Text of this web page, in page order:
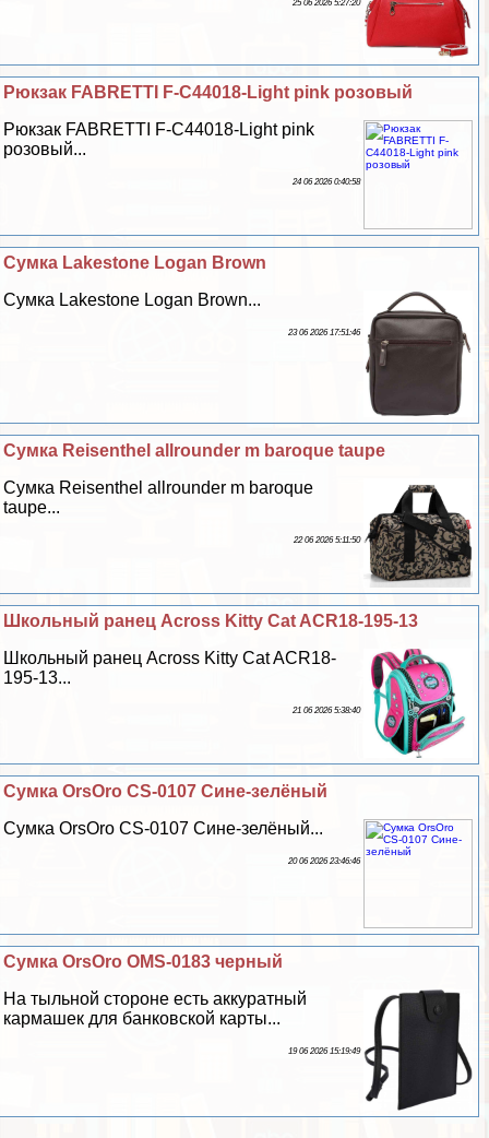
25 06 2026 5:27:20
Рюкзак FABRETTI F-C44018-Light pink розовый
Рюкзак FABRETTI F-C44018-Light pink
розовый...
24 06 2026 0:40:58
Сумка Lakestone Logan Brown
Сумка Lakestone Logan Brown...
23 06 2026 17:51:46
Сумка Reisenthel allrounder m baroque taupe
Сумка Reisenthel allrounder m baroque
taupe...
22 06 2026 5:11:50
Школьный ранец Across Kitty Cat ACR18-195-13
Школьный ранец Across Kitty Cat ACR18-
195-13...
21 06 2026 5:38:40
Сумка OrsOro CS-0107 Сине-зелёный
Сумка OrsOro CS-0107 Сине-зелёный...
20 06 2026 23:46:46
Сумка OrsOro OMS-0183 черный
На тыльной стороне есть аккуратный
кармашек для банковской карты...
19 06 2026 15:19:49